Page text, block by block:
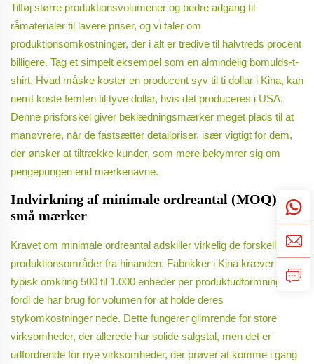
Tilføj større produktionsvolumener og bedre adgang til
råmaterialer til lavere priser, og vi taler om
produktionsomkostninger, der i alt er tredive til halvtreds procent
billigere. Tag et simpelt eksempel som en almindelig bomulds-t-
shirt. Hvad måske koster en producent syv til ti dollar i Kina, kan
nemt koste femten til tyve dollar, hvis det produceres i USA.
Denne prisforskel giver beklædningsmærker meget plads til at
manøvrere, når de fastsætter detailpriser, især vigtigt for dem,
der ønsker at tiltrække kunder, som mere bekymrer sig om
pengepungen end mærkenavne.
Indvirkning af minimale ordreantal (MOQ) på
små mærker
Kravet om minimale ordreantal adskiller virkelig de forskellige
produktionsområder fra hinanden. Fabrikker i Kina kræver
typisk omkring 500 til 1.000 enheder per produktudformning,
fordi de har brug for volumen for at holde deres
stykomkostninger nede. Dette fungerer glimrende for store
virksomheder, der allerede har solide salgstal, men det er
udfordrende for nye virksomheder, der prøver at komme i gang